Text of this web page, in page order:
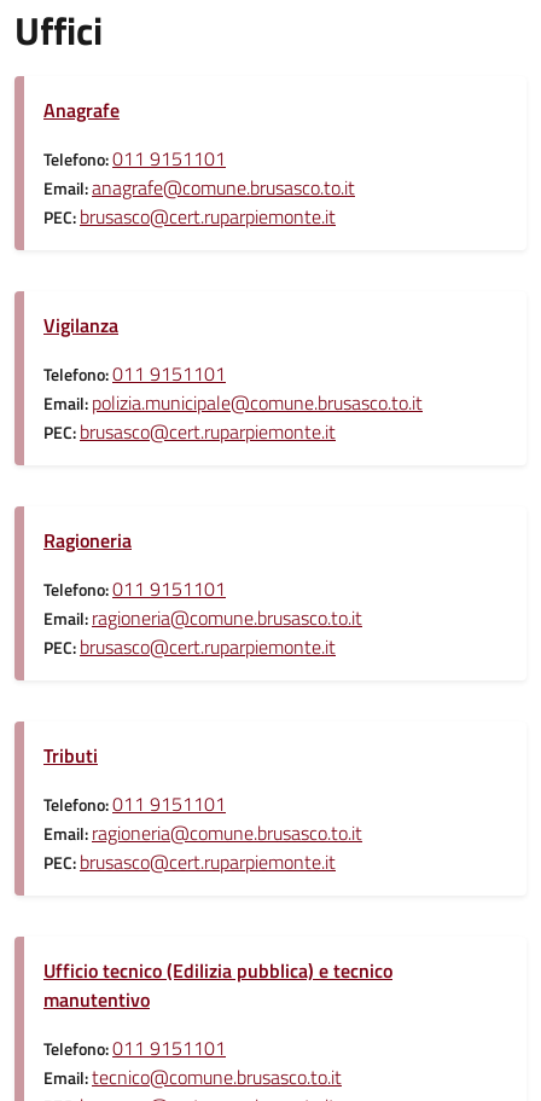
Uffici
Anagrafe
Telefono:011 9151101
Email:anagrafe@comune.brusasco.to.it
PEC:brusasco@cert.ruparpiemonte.it
Vigilanza
Telefono:011 9151101
Email:polizia.municipale@comune.brusasco.to.it
PEC:brusasco@cert.ruparpiemonte.it
Ragioneria
Telefono:011 9151101
Email:ragioneria@comune.brusasco.to.it
PEC:brusasco@cert.ruparpiemonte.it
Tributi
Telefono:011 9151101
Email:ragioneria@comune.brusasco.to.it
PEC:brusasco@cert.ruparpiemonte.it
Ufficio tecnico (Edilizia pubblica) e tecnico
manutentivo
Telefono:011 9151101
Email:tecnico@comune.brusasco.to.it